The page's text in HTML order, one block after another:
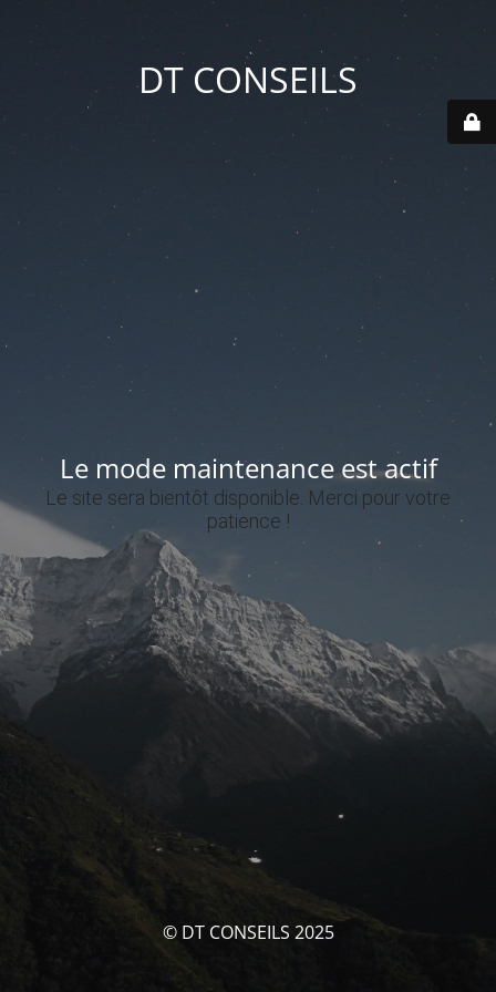
DT CONSEILS
Le mode maintenance est actif
Le site sera bientôt disponible. Merci pour votre
patience !
© DT CONSEILS 2025